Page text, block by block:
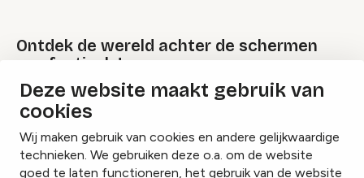
Deze website maakt gebruik van
cookies
Wij maken gebruik van cookies en andere gelijkwaardige
technieken. We gebruiken deze o.a. om de website
goed te laten functioneren, het gebruik van de website
Ontdek de wereld achter de schermen
van festivals!
Lees onze Festival Specials